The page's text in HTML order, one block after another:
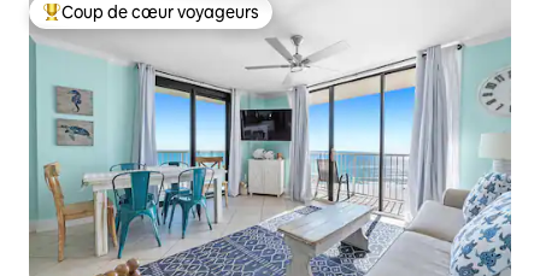
Coup de cœur voyageurs parmi les plus aimés
Coup de cœur voyageurs